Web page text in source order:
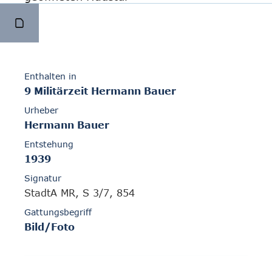
Enthalten in
9 Militärzeit Hermann Bauer
Urheber
Hermann Bauer
Entstehung
1939
Signatur
StadtA MR, S 3/7, 854
Gattungsbegriff
Bild/Foto